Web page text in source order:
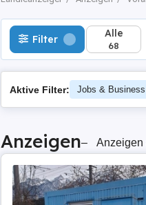
Filter Alle
68
Aktive Filter: Jobs & Business
Anzeigen– Anzeigen